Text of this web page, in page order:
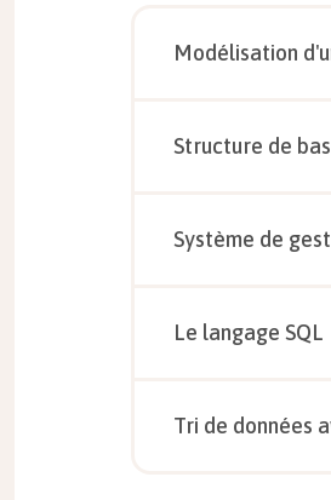
Modélisation
Structure de
Système de
Le langage SQL
Tri de données